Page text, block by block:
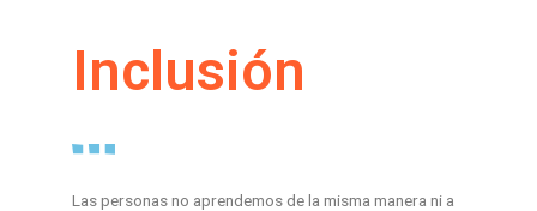
Inclusión
Las personas no aprendemos de la misma manera ni a